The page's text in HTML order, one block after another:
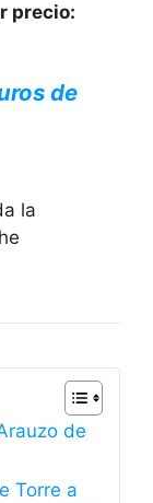
precio:
de
la
de
Torre a